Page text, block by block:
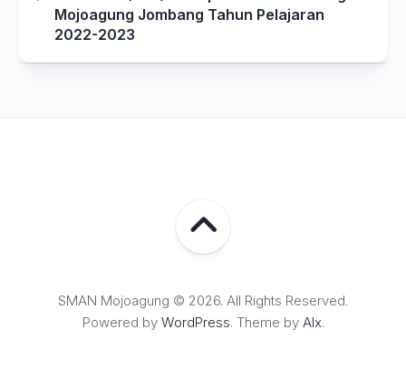
Mojoagung Jombang Tahun Pelajaran
2022-2023
SMAN Mojoagung © 2026. All Rights Reserved.
Powered by WordPress. Theme by Alx.